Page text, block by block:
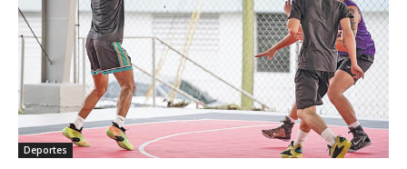
Deportes